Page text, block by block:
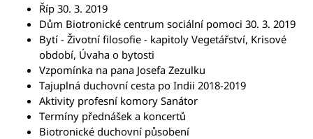
Říp 30. 3. 2019
Dům Biotronické centrum sociální pomoci 30. 3. 2019
Bytí - Životní filosofie - kapitoly Vegetářství, Krisové
období, Úvaha o bytosti
Vzpomínka na pana Josefa Zezulku
Tajuplná duchovní cesta po Indii 2018-2019
Aktivity profesní komory Sanátor
Termíny přednášek a koncertů
Biotronické duchovní působení